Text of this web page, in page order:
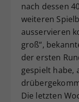
nach dessen
weiteren
ausservieren
groß“,
der ersten
gespielt habe,
Die letzten